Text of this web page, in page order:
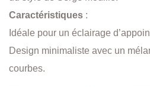
Caractéristiques :
Idéale pour un éclairage
Design minimaliste avec un
courbes.